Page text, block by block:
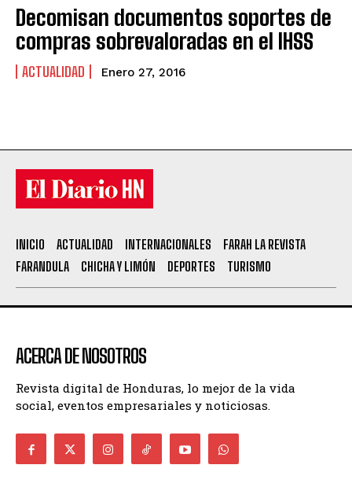
Decomisan documentos soportes de
compras sobrevaloradas en el IHSS
ACTUALIDAD Enero 27, 2016
INICIO ACTUALIDAD INTERNACIONALES
FARAH LA REVISTA
FARANDULA
CHICHA Y LIMÓN DEPORTES TURISMO
ACERCA DE NOSOTROS
Revista digital de Honduras, lo mejor de la vida
social, eventos empresariales y noticiosas.